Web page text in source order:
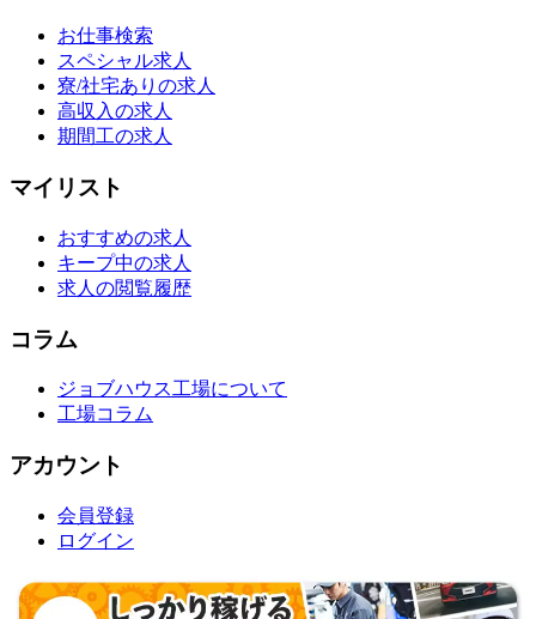
お仕事検索
スペシャル求人
寮/社宅ありの求人
高収入の求人
期間工の求人
マイリスト
おすすめの求人
キープ中の求人
求人の閲覧履歴
コラム
ジョブハウス工場について
工場コラム
アカウント
会員登録
ログイン